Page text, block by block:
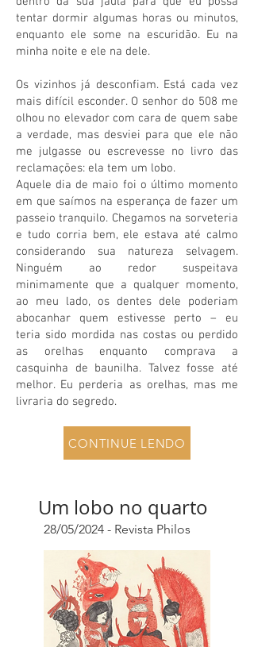
tentar dormir algumas horas ou minutos,
enquanto ele some na escuridão. Eu na
minha noite e ele na dele.
Os vizinhos já desconfiam. Está cada vez
mais difícil esconder. O senhor do 508 me
olhou no elevador com cara de quem sabe
a verdade, mas desviei para que ele não
me julgasse ou escrevesse no livro das
reclamações: ela tem um lobo.
Aquele dia de maio foi o último momento
em que saímos na esperança de fazer um
passeio tranquilo. Chegamos na sorveteria
e tudo corria bem, ele estava até calmo
considerando sua natureza selvagem.
Ninguém ao redor suspeitava
minimamente que a qualquer momento,
ao meu lado, os dentes dele poderiam
abocanhar quem estivesse perto – eu
teria sido mordida nas costas ou perdido
as orelhas enquanto comprava a
casquinha de baunilha. Talvez fosse até
melhor. Eu perderia as orelhas, mas me
livraria do segredo.
CONTINUE LENDO
Um lobo no quarto
28/05/2024 - Revista Philos